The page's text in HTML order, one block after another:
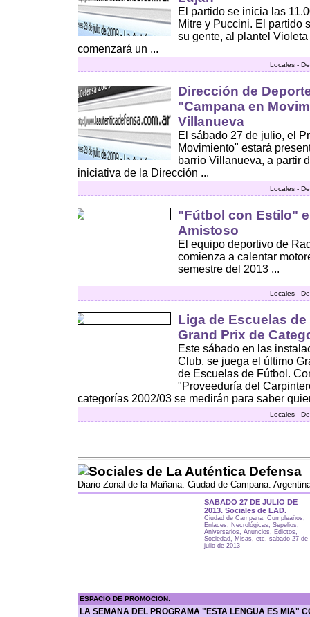
El partido se inicia las
Mitre y Puccini. El partido
su gente, al plantel
comenzará un ...
Locales -
Dirección de
"Campana en
Villanueva
El sábado 27 de julio, el
Movimiento" estará
barrio Villanueva, a partir
iniciativa de la Dirección ...
Locales -
"Fútbol con Estilo"
Amistoso
El equipo deportivo de
comienza a calentar
semestre del 2013 ...
Locales -
Liga de Escuelas
Grand Prix de
Este sábado en las
Club, se juega el último
de Escuelas de Fútbol.
"Proveeduría del
categorías 2002/03 se medirán para saber
Locales -
Sociales de La Auténtica Defensa
Diario Zonal de la Mañana. Ciudad de Campana.
SABADO 27 DE JULIO DE
2013. Sociales de LAD.
Ciudad de Campana: Cumpleaños,
Enlaces, Necrológicas, Sepelios,
Aniversarios, Anuncios, Edictos,
Sociedad, Misas, etc. sabado 27 de
julio de 2013
ESPACIO DE PROMOCION:
LA SEMANA DEL PROGRAMA "ESTA LENGUA ES MIA"